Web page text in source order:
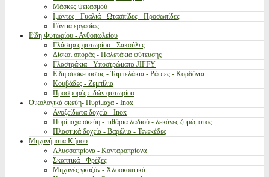
Μάσκες ψεκασμού
Ιμάντες - Γυαλιά - Ωτασπίδες - Προσωπίδες
Γάντια εργασίας
Είδη Φυτωρίου - Ανθοπωλείου
Γλάστρες φυτωρίου - Σακούλες
Δίσκοι σποράς - Παλετάκια φύτευσης
Γλαστράκια - Υποστρώματα JIFFY
Είδη συσκευασίας - Ταμπελάκια - Ράφιες - Κορδόνια
Κουβάδες - Ζεμπίλια
Προσφορές ειδών φυτωρίου
Οικολογικά σκεύη- Πυρίμαχα - Inox
Ανοξείδωτα δοχεία - Inox
Πυρίμαχα σκεύη - πιθάρια λαδιού - λεκάνες ζυμώματος
Πλαστικά δοχεία - Βαρέλια - Τενεκέδες
Μηχανήματα Κήπου
Αλυσσοπρίονα - Κονταροπρίονα
Σκαπτικά - Φρέζες
Μηχανές γκαζόν - Χλοοκοπτικά